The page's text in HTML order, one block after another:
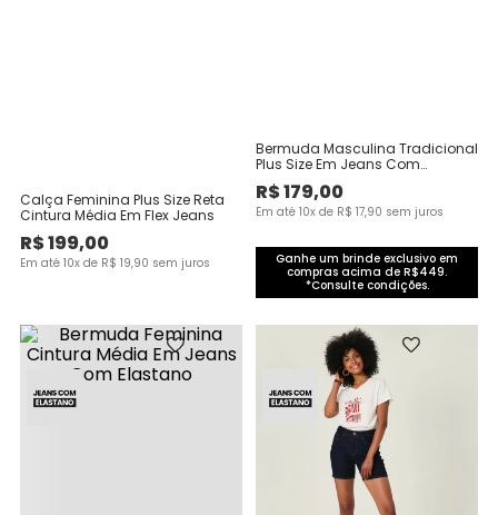
Calça Feminina Plus Size Reta
Cintura Média Em Flex Jeans
R$199,00
Em até 10x de R$ 19,90 sem juros
Bermuda Masculina Tradicional
Plus Size Em Jeans Com
Elastano
R$179,00
Em até 10x de R$ 17,90 sem juros
Ganhe um brinde exclusivo em
compras acima de R$449.
*Consulte condições.